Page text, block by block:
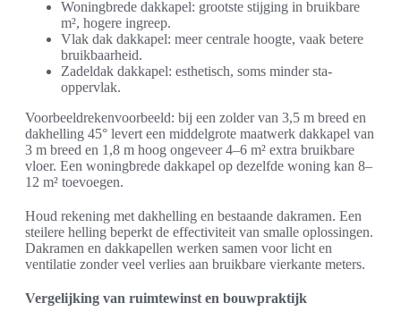
Woningbrede dakkapel: grootste stijging in bruikbare
m², hogere ingreep.
Vlak dak dakkapel: meer centrale hoogte, vaak betere
bruikbaarheid.
Zadeldak dakkapel: esthetisch, soms minder sta-
oppervlak.
Voorbeeldrekenvoorbeeld: bij een zolder van 3,5 m breed en
dakhelling 45° levert een middelgrote maatwerk dakkapel van
3 m breed en 1,8 m hoog ongeveer 4–6 m² extra bruikbare
vloer. Een woningbrede dakkapel op dezelfde woning kan 8–
12 m² toevoegen.
Houd rekening met dakhelling en bestaande dakramen. Een
steilere helling beperkt de effectiviteit van smalle oplossingen.
Dakramen en dakkapellen werken samen voor licht en
ventilatie zonder veel verlies aan bruikbare vierkante meters.
Vergelijking van ruimtewinst en bouwpraktijk